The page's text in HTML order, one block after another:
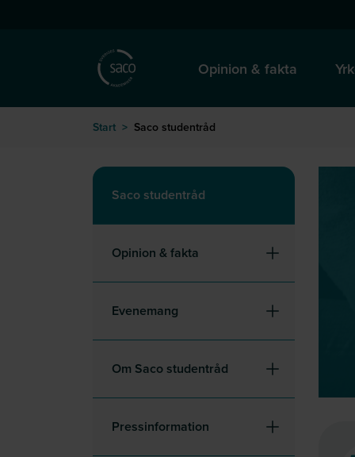
Opinion & fakta
Start > Saco studentråd
Saco studentråd
Opinion & fakta
Evenemang
Om Saco studentråd
Pressinformation